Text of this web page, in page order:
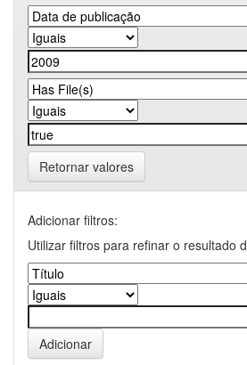
Retornar valores
Adicionar filtros:
Utilizar filtros para refinar o resultado